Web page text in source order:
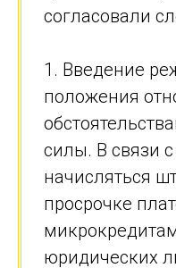
согласовали
1. Введение
положения
силы. В связи
начисляться
просрочке
юридических